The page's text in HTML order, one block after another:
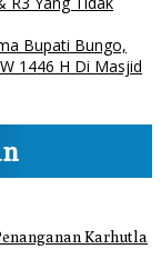
Bupati Bungo,
1446 H Di Masjid
Karhutla